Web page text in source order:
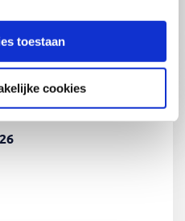
toestaan
cookies
(EN)